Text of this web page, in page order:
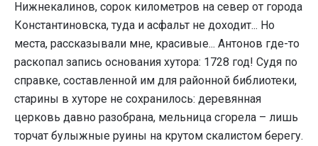
Нижнекалинов, сорок километров на север от города
Константиновска, туда и асфальт не доходит... Но
места, рассказывали мне, красивые... Антонов где-то
раскопал запись основания хутора: 1728 год! Судя по
справке, составленной им для районной библиотеки,
старины в хуторе не сохранилось: деревянная
церковь давно разобрана, мельница сгорела – лишь
торчат булыжные руины на крутом скалистом берегу.